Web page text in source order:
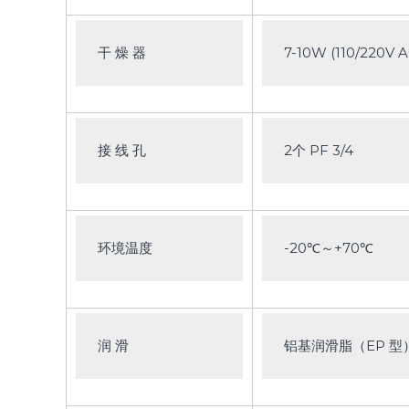
干 燥 器 7-10W (110/220V
接 线 孔 2个 PF 3/4
环境温度 -20℃～+70℃
润 滑 铝基润滑脂（EP 型